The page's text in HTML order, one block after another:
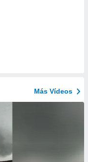
Más Vídeos